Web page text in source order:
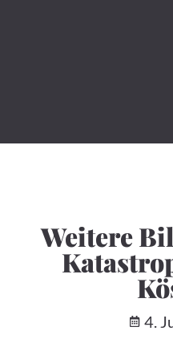
Weitere
4.